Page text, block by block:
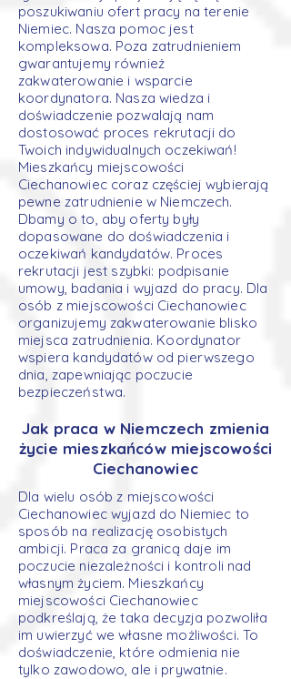
poszukiwaniu ofert pracy na terenie
Niemiec. Nasza pomoc jest
kompleksowa. Poza zatrudnieniem
gwarantujemy również
zakwaterowanie i wsparcie
koordynatora. Nasza wiedza i
doświadczenie pozwalają nam
dostosować proces rekrutacji do
Twoich indywidualnych oczekiwań!
Mieszkańcy miejscowości
Ciechanowiec coraz częściej wybierają
pewne zatrudnienie w Niemczech.
Dbamy o to, aby oferty były
dopasowane do doświadczenia i
oczekiwań kandydatów. Proces
rekrutacji jest szybki: podpisanie
umowy, badania i wyjazd do pracy. Dla
osób z miejscowości Ciechanowiec
organizujemy zakwaterowanie blisko
miejsca zatrudnienia. Koordynator
wspiera kandydatów od pierwszego
dnia, zapewniając poczucie
bezpieczeństwa.
Jak praca w Niemczech zmienia
życie mieszkańców miejscowości
Ciechanowiec
Dla wielu osób z miejscowości
Ciechanowiec wyjazd do Niemiec to
sposób na realizację osobistych
ambicji. Praca za granicą daje im
poczucie niezależności i kontroli nad
własnym życiem. Mieszkańcy
miejscowości Ciechanowiec
podkreślają, że taka decyzja pozwoliła
im uwierzyć we własne możliwości. To
doświadczenie, które odmienia nie
tylko zawodowo, ale i prywatnie.